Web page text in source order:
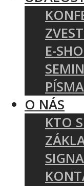
E-
PÍSMA
O NÁS
KTO